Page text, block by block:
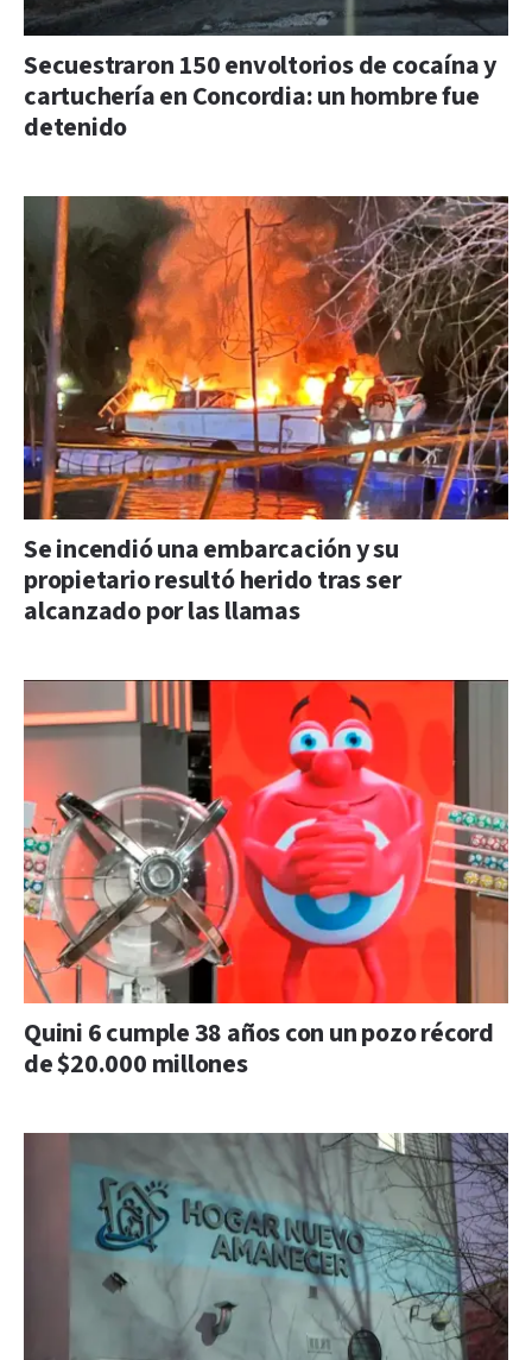
Secuestraron 150 envoltorios de cocaína y
cartuchería en Concordia: un hombre fue
detenido
Se incendió una embarcación y su
propietario resultó herido tras ser
alcanzado por las llamas
Quini 6 cumple 38 años con un pozo récord
de $20.000 millones